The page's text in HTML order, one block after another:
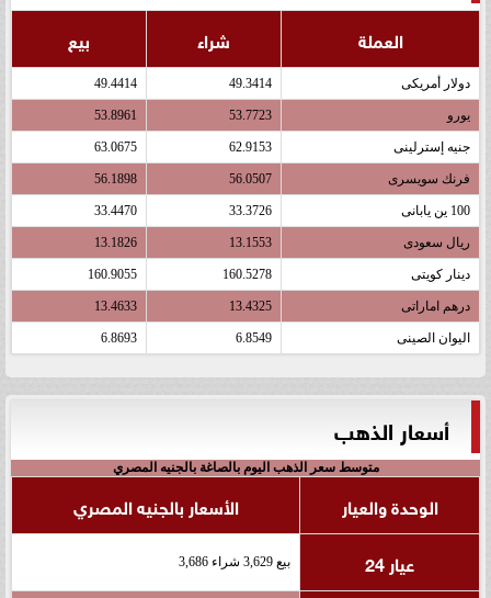
العملة شراء بيع
دولار أمريكى 49.3414
49.4414
يورو 53.7723
53.8961
جنيه إسترلينى 62.9153
63.0675
فرنك سويسرى 56.0507
56.1898
100 ين يابانى 33.3726
33.4470
ريال سعودى 13.1553
13.1826
دينار كويتى 160.5278
160.9055
درهم اماراتى 13.4325
13.4633
اليوان الصينى 6.8549
6.8693
أسعار الذهب
متوسط سعر الذهب اليوم بالصاغة بالجنيه المصري
الوحدة والعيار
الأسعار بالجنيه المصري
عيار 24
بيع 3,629 شراء 3,686